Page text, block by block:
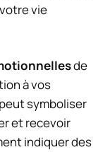
vie
de
à vos
symboliser
et recevoir
indiquer des